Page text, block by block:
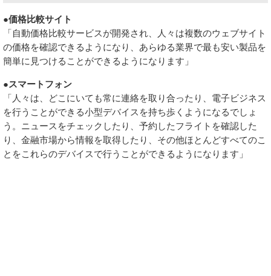
●価格比較サイト
「自動価格比較サービスが開発され、人々は複数のウェブサイト
の価格を確認できるようになり、あらゆる業界で最も安い製品を
簡単に見つけることができるようになります」
●スマートフォン
「人々は、どこにいても常に連絡を取り合ったり、電子ビジネス
を行うことができる小型デバイスを持ち歩くようになるでしょ
う。ニュースをチェックしたり、予約したフライトを確認した
り、金融市場から情報を取得したり、その他ほとんどすべてのこ
とをこれらのデバイスで行うことができるようになります」